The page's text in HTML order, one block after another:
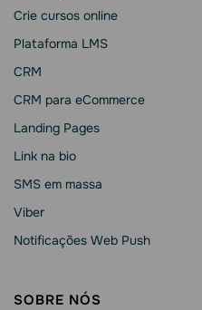
Crie cursos online
Plataforma LMS
CRM
CRM para eCommerce
Landing Pages
Link na bio
SMS em massa
Viber
Notificações Web Push
SOBRE NÓS